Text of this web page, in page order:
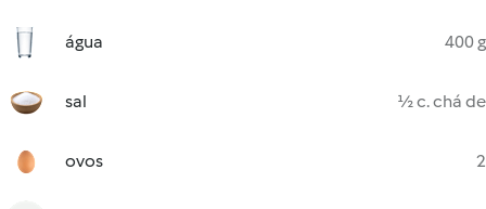
água 400 g
sal ½ c. chá de
ovos 2